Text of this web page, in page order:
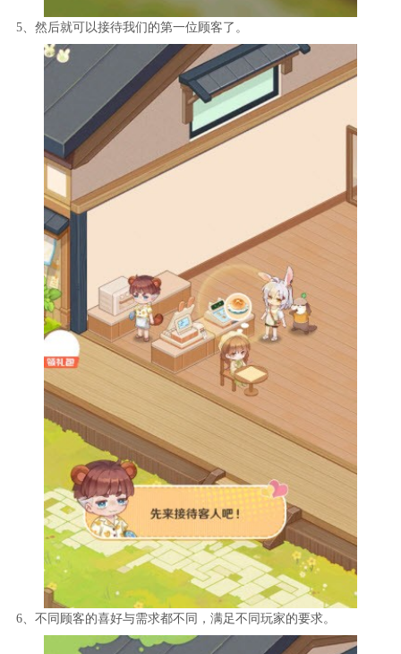
5、然后就可以接待我们的第一位顾客了。
6、不同顾客的喜好与需求都不同，满足不同玩家的要求。